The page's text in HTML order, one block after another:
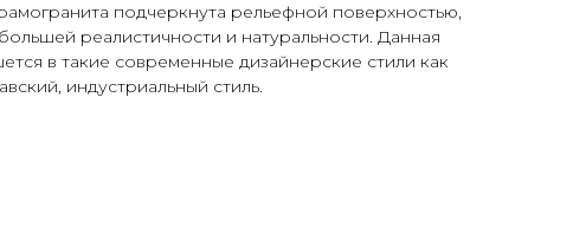
подчеркнута рельефной поверхностью,
реалистичности и натуральности. Данная
в такие современные дизайнерские стили как
индустриальный стиль.